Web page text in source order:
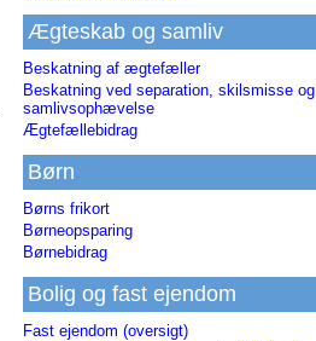
Ægteskab og samliv
Beskatning af ægtefæller
Beskatning ved separation, skilsmisse og
samlivsophævelse
Ægtefællebidrag
Børn
Børns frikort
Børneopsparing
Børnebidrag
Bolig og fast ejendom
Fast ejendom (oversigt)